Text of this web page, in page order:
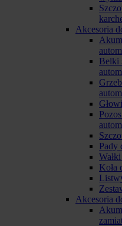
Akcesoria
Belki
Pady
Koła
Akcesoria